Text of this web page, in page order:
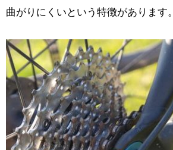
曲がりにくいという特徴があります。